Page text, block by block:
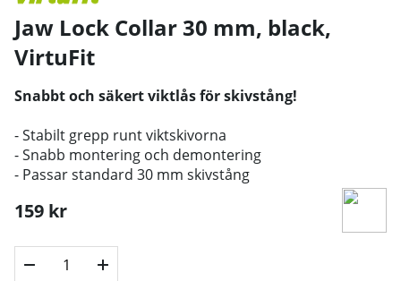
Jaw Lock Collar 30 mm, black,
VirtuFit
Snabbt och säkert viktlås för skivstång!
- Stabilt grepp runt viktskivorna
- Snabb montering och demontering
- Passar standard 30 mm skivstång
159 kr